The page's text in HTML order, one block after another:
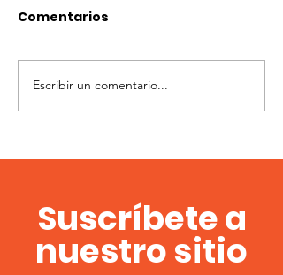
Flint modalidad
campo
Comentarios
Escribir un comentario...
Suscríbete a
nuestro sitio